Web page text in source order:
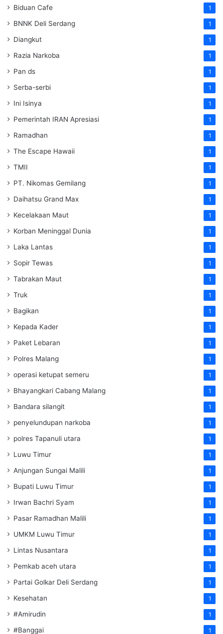
Biduan Cafe 1
BNNK Deli Serdang 1
Diangkut 1
Razia Narkoba 1
Pan ds 1
Serba-serbi 1
Ini Isinya 1
Pemerintah IRAN Apresiasi 1
Ramadhan 1
The Escape Hawaii 1
TMII 1
PT. Nikomas Gemilang 1
Daihatsu Grand Max 1
Kecelakaan Maut 1
Korban Meninggal Dunia 1
Laka Lantas 1
Sopir Tewas 1
Tabrakan Maut 1
Truk 1
Bagikan 1
Kepada Kader 1
Paket Lebaran 1
Polres Malang 1
operasi ketupat semeru 1
Bhayangkari Cabang Malang 1
Bandara silangit 1
penyelundupan narkoba 1
polres Tapanuli utara 1
Luwu Timur 1
Anjungan Sungai Malili 1
Bupati Luwu Timur 1
Irwan Bachri Syam 1
Pasar Ramadhan Malili 1
UMKM Luwu Timur 1
Lintas Nusantara 1
Pemkab aceh utara 1
Partai Golkar Deli Serdang 1
Kesehatan 1
#Amirudin 1
#Banggai 1